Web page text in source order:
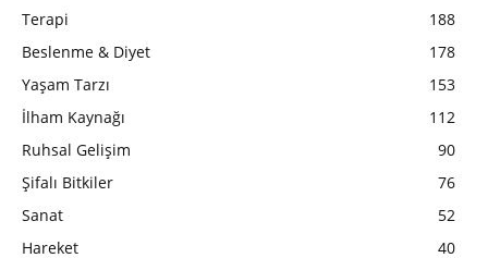
Terapi
188
Beslenme & Diyet
178
Yaşam Tarzı
153
İlham Kaynağı
112
Ruhsal Gelişim
90
Şifalı Bitkiler
76
Sanat
52
Hareket
40